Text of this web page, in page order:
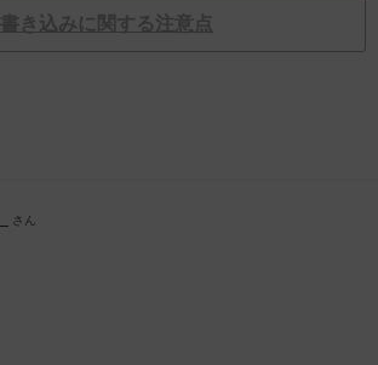
書き込みに関する注意点
さん